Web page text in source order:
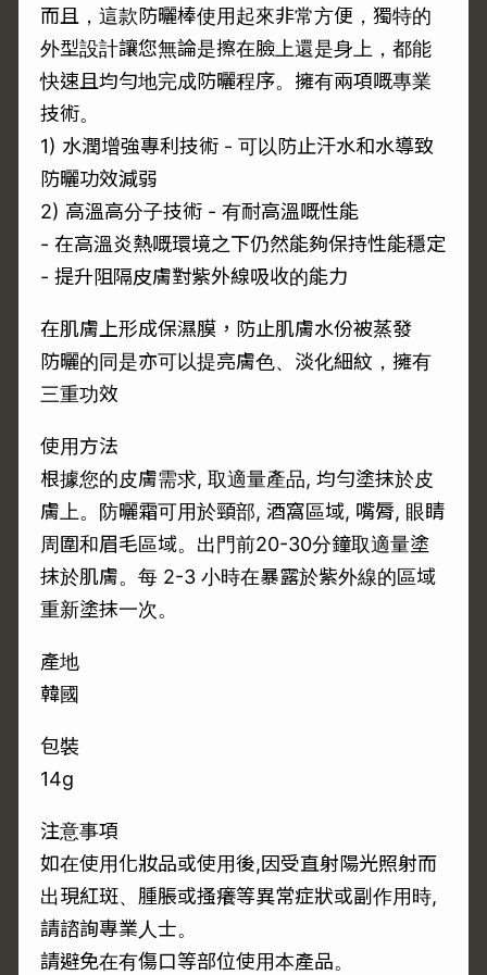
而且，這款防曬棒使用起來非常方便，獨特的
外型設計讓您無論是擦在臉上還是身上，都能
快速且均勻地完成防曬程序。擁有兩項嘅專業
技術。
1) 水潤增強專利技術 - 可以防止汗水和水導致
防曬功效減弱
2) 高溫高分子技術 - 有耐高溫嘅性能
- 在高溫炎熱嘅環境之下仍然能夠保持性能穩定
- 提升阻隔皮膚對紫外線吸收的能力
在肌膚上形成保濕膜，防止肌膚水份被蒸發
防曬的同是亦可以提亮膚色、淡化細紋，擁有
三重功效
使用方法
根據您的皮膚需求, 取適量產品, 均勻塗抹於皮
膚上。防曬霜可用於頸部, 酒窩區域, 嘴脣, 眼睛
周圍和眉毛區域。出門前20-30分鐘取適量塗
抹於肌膚。每 2-3 小時在暴露於紫外線的區域
重新塗抹一次。
產地
韓國
包裝
14g
注意事項
如在使用化妝品或使用後,因受直射陽光照射而
出現紅斑、腫脹或搔癢等異常症狀或副作用時,
請諮詢專業人士。
請避免在有傷口等部位使用本產品。